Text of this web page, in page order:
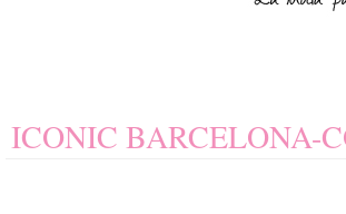
ICONIC BARCELONA-